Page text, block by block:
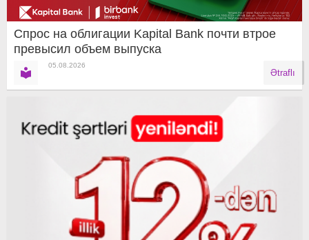
Спрос на облигации Kapital Bank почти втрое
превысил объем выпуска
05.08.2026
Ətraflı